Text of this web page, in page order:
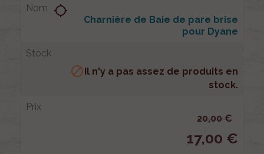
Charnière de Baie de pare brise
pour Dyane
location_searching
Il n'y a pas assez de produits en
stock.
20,00 €
17,00 €